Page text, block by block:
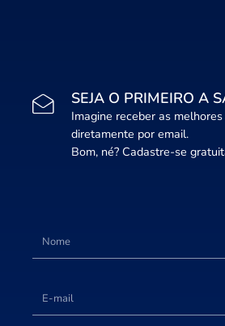
SEJA O PRIMEIRO A
Imagine receber as
diretamente por email.
Bom, né? Cadastre-se